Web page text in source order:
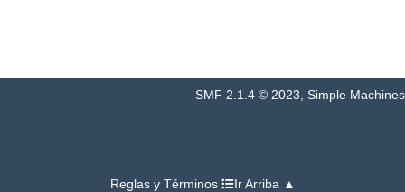
SMF 2.1.4 © 2023, Simple Machines
Reglas y Términos Ir Arriba ▲